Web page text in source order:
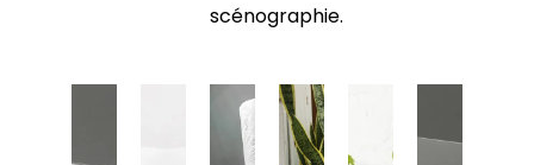
scénographie.